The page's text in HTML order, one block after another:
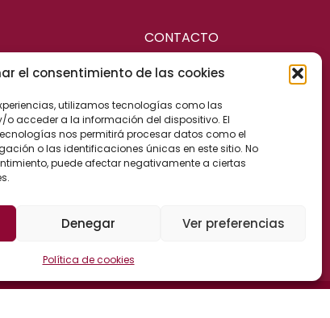
el consentimiento de las cookies
utilizamos tecnologías como las
acceder a la información del dispositivo. El
nos permitirá procesar datos como el
o las identificaciones únicas en este sitio. No
puede afectar negativamente a ciertas
Denegar Ver preferencias
Política de cookies
CONTACTO
04700 El Ejido (Almería)
España